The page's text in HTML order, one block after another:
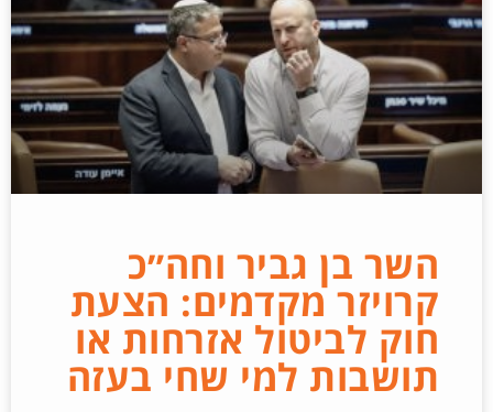
השר בן גביר וחה״כ
קרויזר מקדמים: הצעת
חוק לביטול אזרחות או
תושבות למי שחי בעזה